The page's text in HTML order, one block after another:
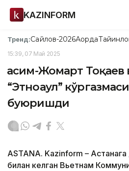
KAZINFORM
Тренд:Сайлов-2026Ақорда
15:39, 07 Май 2025
Қасим-Жомарт Тоқаев
“Этноаул”
буюришди
ASTANA. Kazinform –
билан келган Вьетнам